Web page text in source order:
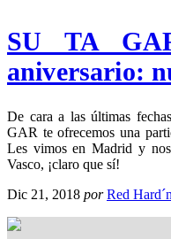
SU TA
aniversario:
De cara a las últimas
GAR te ofrecemos una
Les vimos en Madrid y
Vasco, ¡claro que sí!
Dic 21, 2018 por Red